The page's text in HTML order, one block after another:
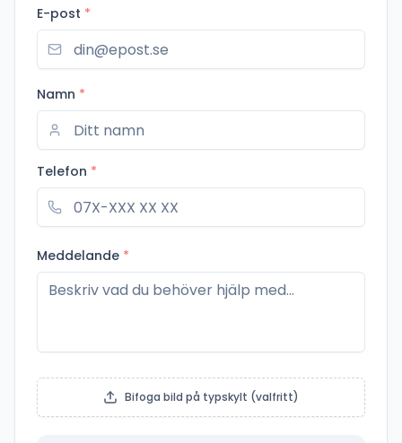
E-post *
Namn *
Telefon *
Meddelande *
Bifoga bild på typskylt (valfritt)